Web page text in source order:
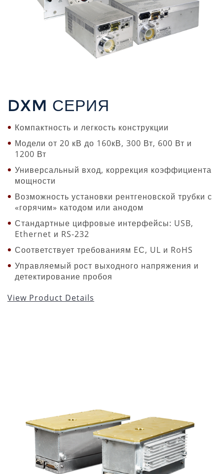
DXM СЕРИЯ
Компактность и легкость конструкции
Модели от 20 кВ до 160кВ, 300 Вт, 600 Вт и
1200 Вт
Универсальный вход, коррекция коэффициента
мощности
Возможность установки рентгеновской трубки с
«горячим» катодом или анодом
Стандартные цифровые интерфейсы: USB,
Ethernet и RS-232
Соответствует требованиям EС, UL и RoHS
Управляемый рост выходного напряжения и
детектирование пробоя
View Product Details